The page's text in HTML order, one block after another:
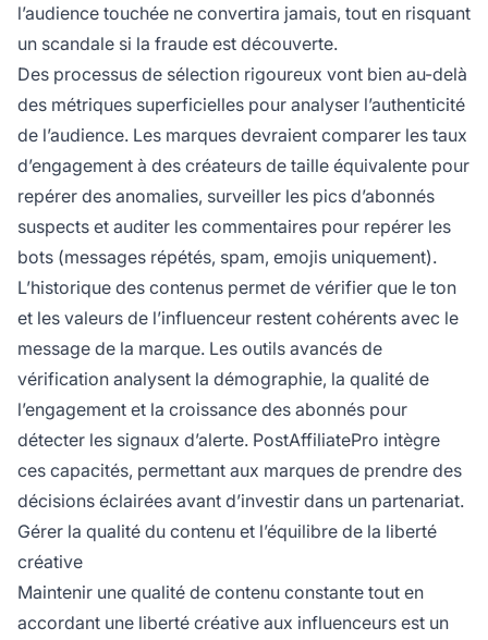
l’audience touchée ne convertira jamais, tout en risquant
un scandale si la fraude est découverte.
Des processus de sélection rigoureux vont bien au-delà
des métriques superficielles pour analyser l’authenticité
de l’audience. Les marques devraient comparer les taux
d’engagement à des créateurs de taille équivalente pour
repérer des anomalies, surveiller les pics d’abonnés
suspects et auditer les commentaires pour repérer les
bots (messages répétés, spam, emojis uniquement).
L’historique des contenus permet de vérifier que le ton
et les valeurs de l’influenceur restent cohérents avec le
message de la marque. Les outils avancés de
vérification analysent la démographie, la qualité de
l’engagement et la croissance des abonnés pour
détecter les signaux d’alerte. PostAffiliatePro intègre
ces capacités, permettant aux marques de prendre des
décisions éclairées avant d’investir dans un partenariat.
Gérer la qualité du contenu et l’équilibre de la liberté
créative
Maintenir une qualité de contenu constante tout en
accordant une liberté créative aux influenceurs est un